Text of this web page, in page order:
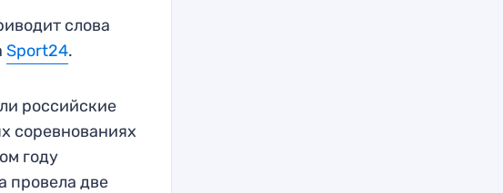
слова
Sport24.
российские
соревнованиях
году
провела две